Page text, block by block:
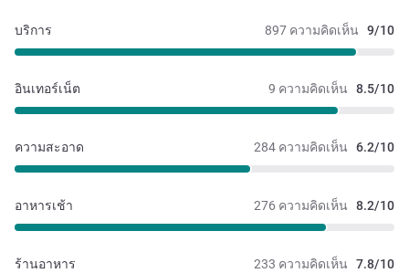
897 ความคิดเห็น 9/10
บริการ
9 ความคิดเห็น 8.5/10
อินเทอร์เน็ต
284 ความคิดเห็น 6.2/10
ความสะอาด
276 ความคิดเห็น 8.2/10
อาหารเช้า
233 ความคิดเห็น 7.8/10
ร้านอาหาร